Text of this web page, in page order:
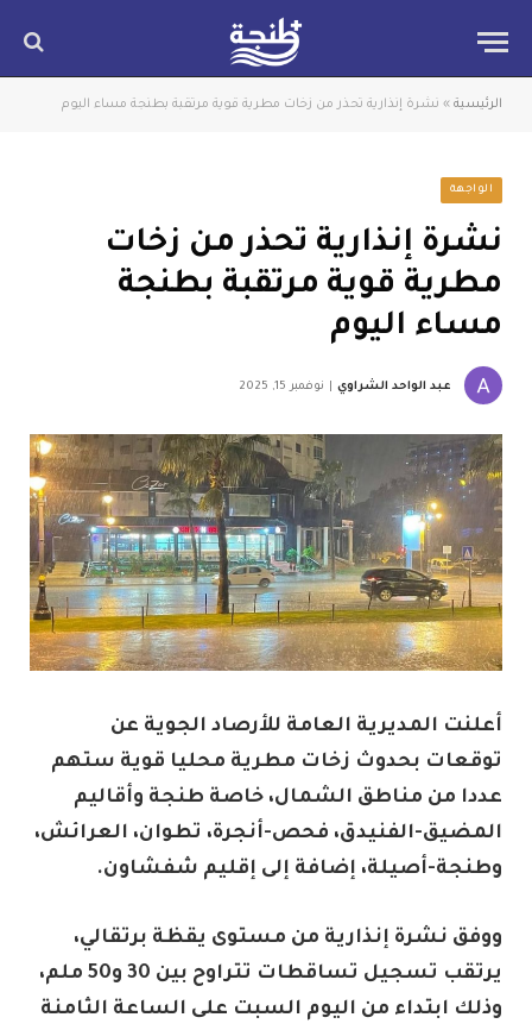
الرئيسية » نشرة إنذارية تحذر من زخات مطرية قوية مرتقبة بطنجة مساء اليوم
الواجهة
نشرة إنذارية تحذر من زخات
مطرية قوية مرتقبة بطنجة
مساء اليوم
عبد الواحد الشراوي نوفمبر 15, 2025
أعلنت المديرية العامة للأرصاد الجوية عن
توقعات بحدوث زخات مطرية محليا قوية ستهم
عددا من مناطق الشمال، خاصة طنجة وأقاليم
المضيق-الفنيدق، فحص-أنجرة، تطوان، العرائش،
وطنجة-أصيلة، إضافة إلى إقليم شفشاون.
ووفق نشرة إنذارية من مستوى يقظة برتقالي،
يرتقب تسجيل تساقطات تتراوح بين 30 و50 ملم،
وذلك ابتداء من اليوم السبت على الساعة الثامنة